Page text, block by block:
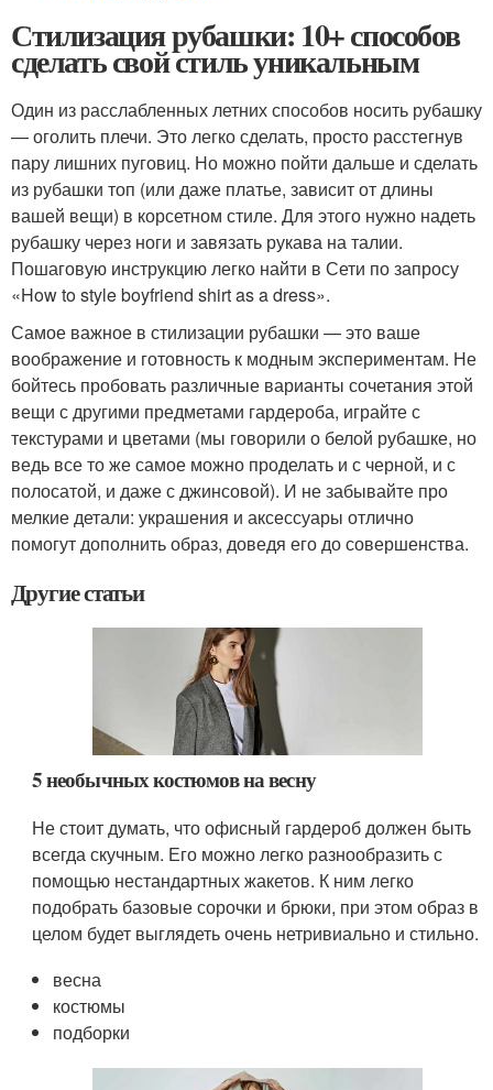
Стилизация рубашки: 10+ способов
сделать свой стиль уникальным
Один из расслабленных летних способов носить рубашку
— оголить плечи. Это легко сделать, просто расстегнув
пару лишних пуговиц. Но можно пойти дальше и сделать
из рубашки топ (или даже платье, зависит от длины
вашей вещи) в корсетном стиле. Для этого нужно надеть
рубашку через ноги и завязать рукава на талии.
Пошаговую инструкцию легко найти в Сети по запросу
«How to style boyfriend shirt as a dress».
Самое важное в стилизации рубашки — это ваше
воображение и готовность к модным экспериментам. Не
бойтесь пробовать различные варианты сочетания этой
вещи с другими предметами гардероба, играйте с
текстурами и цветами (мы говорили о белой рубашке, но
ведь все то же самое можно проделать и с черной, и с
полосатой, и даже с джинсовой). И не забывайте про
мелкие детали: украшения и аксессуары отлично
помогут дополнить образ, доведя его до совершенства.
Другие статьи
5 необычных костюмов на весну
Не стоит думать, что офисный гардероб должен быть
всегда скучным. Его можно легко разнообразить с
помощью нестандартных жакетов. К ним легко
подобрать базовые сорочки и брюки, при этом образ в
целом будет выглядеть очень нетривиально и стильно.
весна
костюмы
подборки